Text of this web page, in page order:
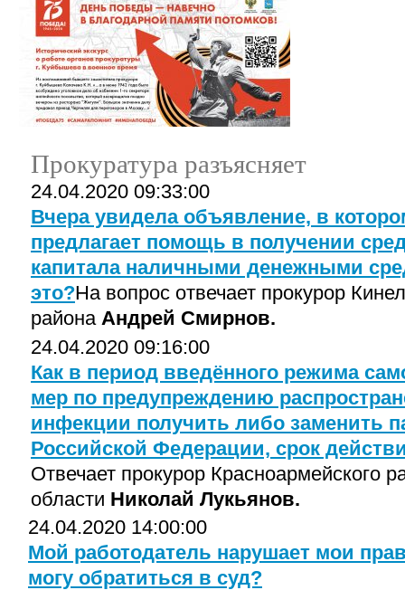
Прокуратура разъясняет
24.04.2020 09:33:00
Вчера увидела объявление, в
предлагает помощь в получении
капитала наличными денежными
это?На вопрос отвечает прокурор
района Андрей Смирнов.
24.04.2020 09:16:00
Как в период введённого режима
мер по предупреждению
инфекции получить либо заменить
Российской Федерации, срок
Отвечает прокурор Красноармейского
области Николай Лукьянов.
24.04.2020 14:00:00
Мой работодатель нарушает мои
могу обратиться в суд?